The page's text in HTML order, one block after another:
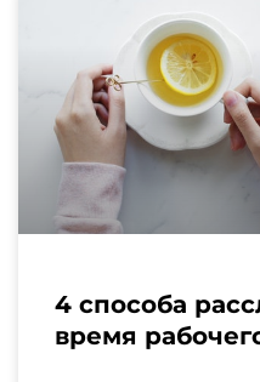
4 способа
время